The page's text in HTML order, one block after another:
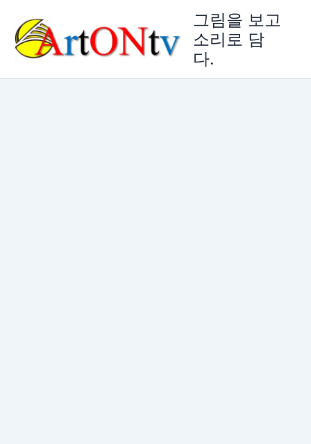
그림을 보고
소리로 담
다.